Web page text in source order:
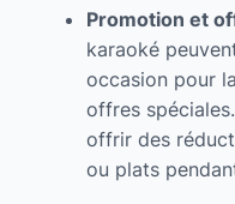
Promotion et
karaoké
occasion pour
offres
offrir des
ou plats